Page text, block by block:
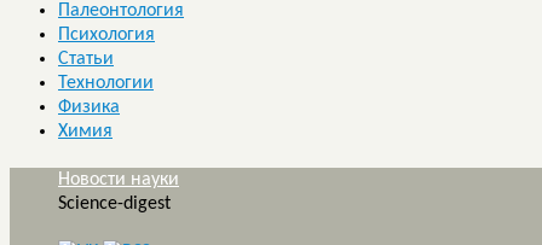
Палеонтология
Психология
Статьи
Технологии
Физика
Химия
Новости науки
Science-digest